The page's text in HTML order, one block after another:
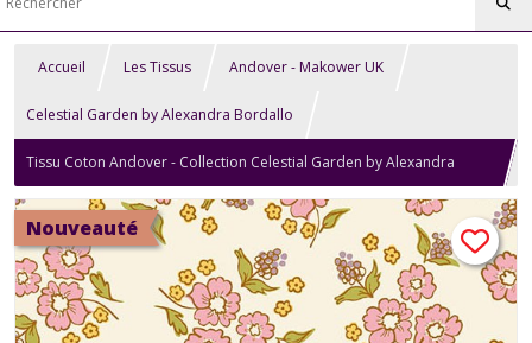
Accueil Les Tissus Andover - Makower UK
Celestial Garden by Alexandra Bordallo
Tissu Coton Andover - Collection Celestial Garden by Alexandra
Bordallo - Stellar Blooms Cream
Nouveauté